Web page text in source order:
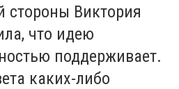
стороны Виктория
что идею
поддерживает.
каких-либо